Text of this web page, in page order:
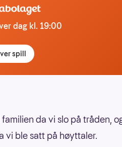
dag kl. 19:00
spill
da vi slo på tråden,
vi ble satt på høyttaler.